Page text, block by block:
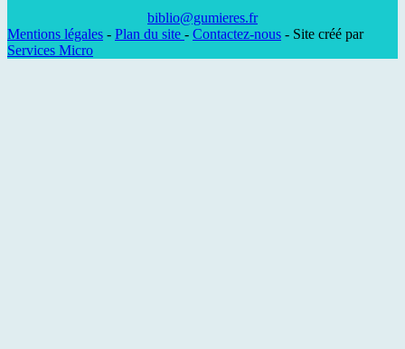
biblio@gumieres.fr
Mentions légales - Plan du site - Contactez-nous - Site créé par
Services Micro